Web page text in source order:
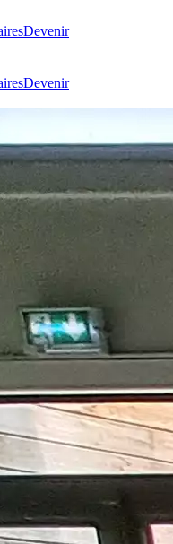
Devenir
Devenir